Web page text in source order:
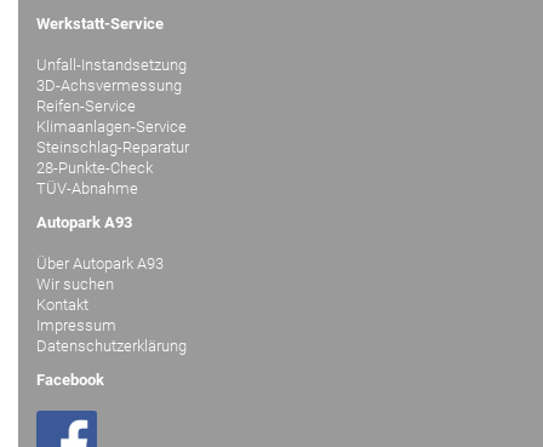
Werkstatt-Service
Unfall-Instandsetzung
3D-Achsvermessung
Reifen-Service
Klimaanlagen-Service
Steinschlag-Reparatur
28-Punkte-Check
TÜV-Abnahme
Autopark A93
Über Autopark A93
Wir suchen
Kontakt
Impressum
Datenschutzerklärung
Facebook